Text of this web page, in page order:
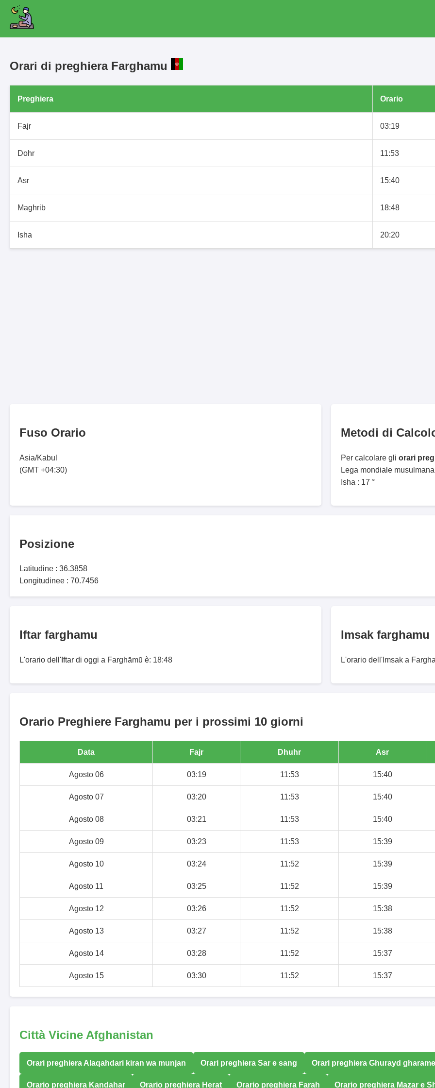
Orari di preghiera Farghamu
Preghiera Orario
Fajr 03:19
Dohr 11:53
Asr 15:40
Maghrib 18:48
Isha 20:20
Fuso Orario
Asia/Kabul
(GMT +04:30)
Metodi di
Per calcolare gli orari
Lega mondiale
Isha : 17 °
Posizione
Latitudine : 36.3858
Longitudinee : 70.7456
Iftar farghamu
L'orario dell'Iftar di oggi a Farghāmū è: 18:48
Imsak farghamu
L'orario dell'Imsak a
Orario Preghiere Farghamu per i prossimi 10 giorni
Data Fajr Dhuhr Asr
Agosto 06 03:19 11:53 15:40
Agosto 07 03:20 11:53 15:40
Agosto 08 03:21 11:53 15:40
Agosto 09 03:23 11:53 15:39
Agosto 10 03:24 11:52 15:39
Agosto 11 03:25 11:52 15:39
Agosto 12 03:26 11:52 15:38
Agosto 13 03:27 11:52 15:38
Agosto 14 03:28 11:52 15:37
Agosto 15 03:30 11:52 15:37
Città Vicine Afghanistan
Orari preghiera Alaqahdari kiran wa munjan Orari preghiera Sar e sang Orari preghiera Ghurayd gharame
Orario preghiera Kandahar Orario preghiera Herat Orario preghiera Farah Orario preghiera Mazar e